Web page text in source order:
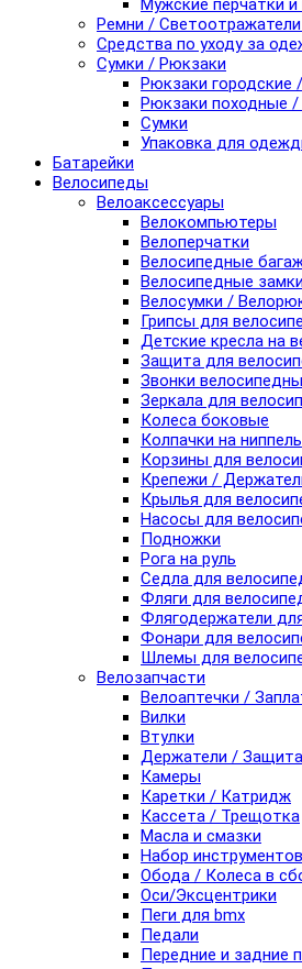
Мужские перчатки
Ремни /
Средства по уходу за
Сумки / Рюкзаки
Рюкзаки городские
Рюкзаки походные /
Сумки
Упаковка для
Батарейки
Велосипеды
Велоаксессуары
Велокомпьютеры
Велоперчатки
Велосипедные
Велосипедные замки
Велосумки /
Грипсы для
Детские кресла на
Защита для
Звонки
Зеркала для
Колеса боковые
Колпачки на ниппель
Корзины для
Крепежи /
Крылья для
Насосы для
Подножки
Рога на руль
Седла для
Фляги для
Флягодержатели
Фонари для
Шлемы для
Велозапчасти
Велоаптечки /
Вилки
Втулки
Держатели /
Камеры
Каретки / Катридж
Кассета / Трещотка
Масла и смазки
Набор инструментов
Обода / Колеса в
Оси/Эксцентрики
Пеги для bmx
Педали
Передние и задние